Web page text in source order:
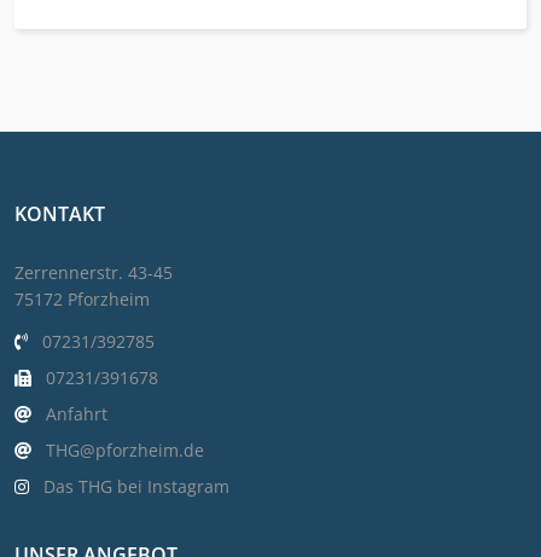
KONTAKT
Zerrennerstr. 43-45
75172 Pforzheim
07231/392785
07231/391678
Anfahrt
THG@pforzheim.de
Das THG bei Instagram